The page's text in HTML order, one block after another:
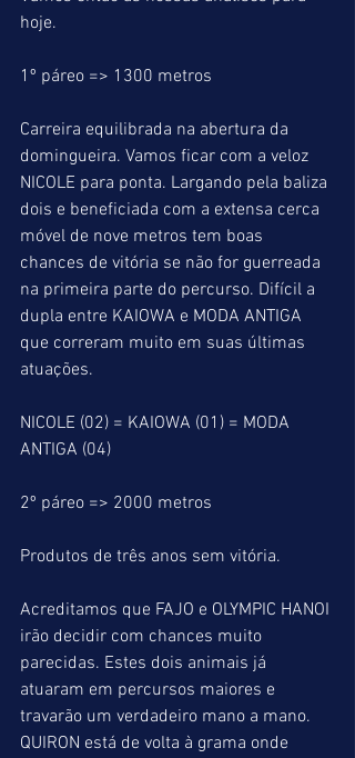
hoje.
1º páreo => 1300 metros
Carreira equilibrada na abertura da
domingueira. Vamos ficar com a veloz
NICOLE para ponta. Largando pela baliza
dois e beneficiada com a extensa cerca
móvel de nove metros tem boas
chances de vitória se não for guerreada
na primeira parte do percurso. Difícil a
dupla entre KAIOWA e MODA ANTIGA
que correram muito em suas últimas
atuações.
NICOLE (02) = KAIOWA (01) = MODA
ANTIGA (04)
2º páreo => 2000 metros
Produtos de três anos sem vitória.
Acreditamos que FAJO e OLYMPIC HANOI
irão decidir com chances muito
parecidas. Estes dois animais já
atuaram em percursos maiores e
travarão um verdadeiro mano a mano.
QUIRON está de volta à grama onde